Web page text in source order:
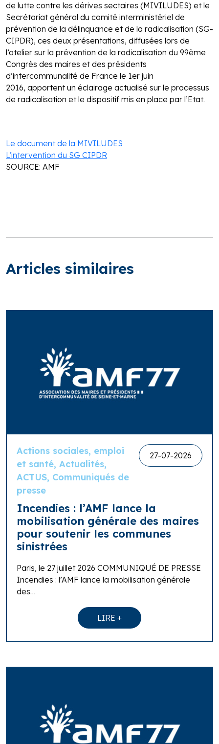
de lutte contre les dérives sectaires (MIVILUDES) et le
Secrétariat général du comité interministériel de
prévention de la délinquance et de la radicalisation (SG-
CIPDR), ces deux présentations, diffusées lors de
l’atelier sur la prévention de la radicalisation du 99ème
Congrès des maires et des présidents
d’intercommunalité de France le 1er juin
2016, apportent un éclairage actualisé sur le processus
de radicalisation et le dispositif mis en place par l’Etat.
Le document de la MIVILUDES
L’intervention du SG CIPDR
SOURCE: AMF
Articles similaires
Actions sociales, emploi
et santé, Actualités,
ACTUS, Communiqués de
presse
27-07-2026
Incendies : l’AMF lance la
mobilisation générale des maires
pour soutenir les communes
sinistrées
Paris, le 27 juillet 2026 COMMUNIQUÉ DE PRESSE
Incendies : l’AMF lance la mobilisation générale
des…
LIRE +